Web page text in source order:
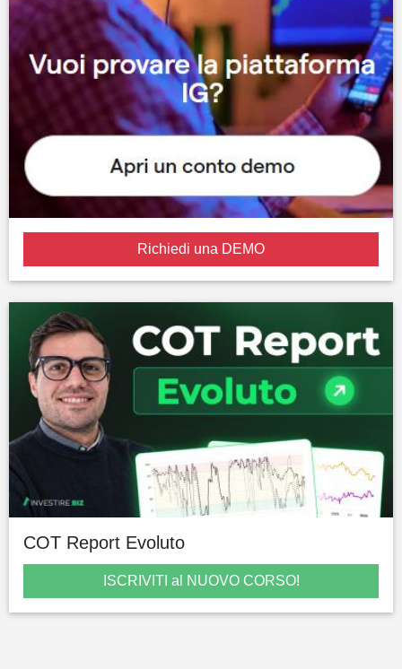
Richiedi una DEMO
COT Report Evoluto
ISCRIVITI al NUOVO CORSO!